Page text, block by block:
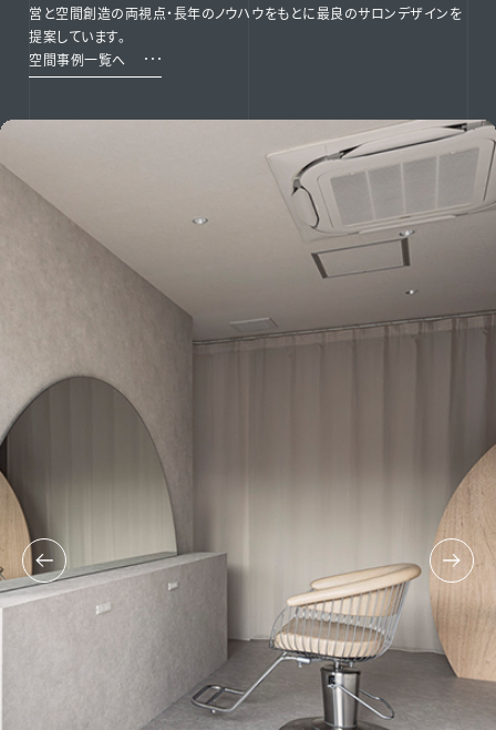
営と空間創造の両視点・長年のノウハウをもとに最良のサロンデザインを
提案しています。
空間事例一覧へ